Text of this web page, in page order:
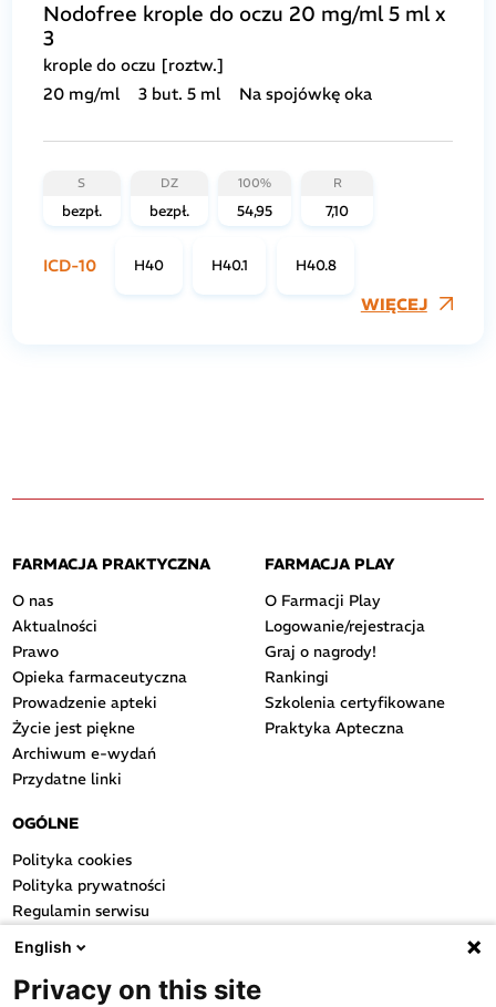
Nodofree krople do oczu 20 mg/ml 5 ml x
3
krople do oczu [roztw.]
20 mg/ml
3 but. 5 ml Na spojówkę oka
S
bezpł.
DZ
bezpł.
100%
54,95
R
7,10
ICD-10 H40 H40.1 H40.8
WIĘCEJ
FARMACJA PRAKTYCZNA
O nas
Aktualności
Prawo
Opieka farmaceutyczna
Prowadzenie apteki
Życie jest piękne
Archiwum e-wydań
Przydatne linki
FARMACJA PLAY
O Farmacji Play
Logowanie/rejestracja
Graj o nagrody!
Rankingi
Szkolenia certyfikowane
Praktyka Apteczna
OGÓLNE
Polityka cookies
Polityka prywatności
Regulamin serwisu
Regulamin konkursu
Farmacja Play
Regulamin konkursu Lakcid
English
Privacy on this site